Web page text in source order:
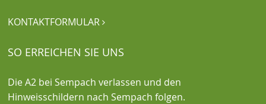
KONTAKTFORMULAR
SO ERREICHEN SIE UNS
Die A2 bei Sempach verlassen und den
Hinweisschildern nach Sempach folgen.